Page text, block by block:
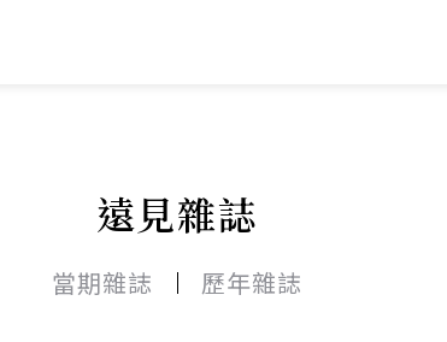
遠見雜誌
當期雜誌 歷年雜誌